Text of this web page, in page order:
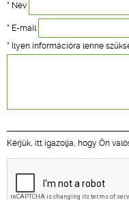
* Név
* E-mail
* Ilyen információra lenne
Kérjük, itt igazolja, hogy Ön